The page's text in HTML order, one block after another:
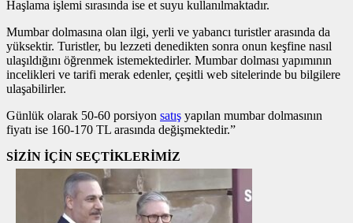
Haşlama işlemi sırasında ise et suyu kullanılmaktadır.
Mumbar dolmasına olan ilgi, yerli ve yabancı turistler arasında da
yüksektir. Turistler, bu lezzeti denedikten sonra onun keşfine nasıl
ulaşıldığını öğrenmek istemektedirler. Mumbar dolması yapımının
incelikleri ve tarifi merak edenler, çeşitli web sitelerinde bu bilgilere
ulaşabilirler.
Günlük olarak 50-60 porsiyon satış yapılan mumbar dolmasının
fiyatı ise 160-170 TL arasında değişmektedir.”
SİZİN İÇİN SEÇTİKLERİMİZ